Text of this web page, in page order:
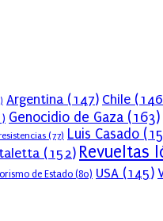
Argentina (147) Chile
Genocidio de Gaza (163)
(77) Luis Casado
(152) Revueltas
de Estado (80) USA (145)